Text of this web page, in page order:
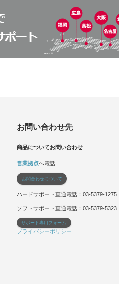
お問い合わせ先
商品についてお問い合わせ
営業拠点へ電話
お問合わせについて
ハードサポート直通電話：03-5379-1275
ソフトサポート直通電話：03-5379-5323
サポート専用フォーム
プライバシーポリシー